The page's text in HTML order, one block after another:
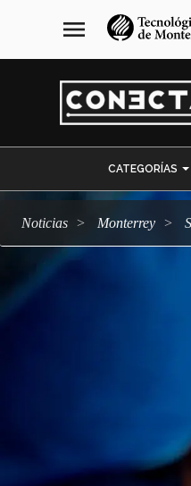
navegación
principal
menu
CATEGORÍAS
Noticias Monterrey